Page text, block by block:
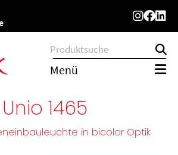
Menü
Unio 1465
in bicolor Optik